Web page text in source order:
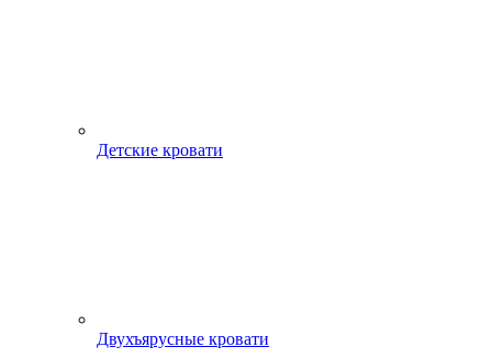
Детские кровати
Двухъярусные кровати